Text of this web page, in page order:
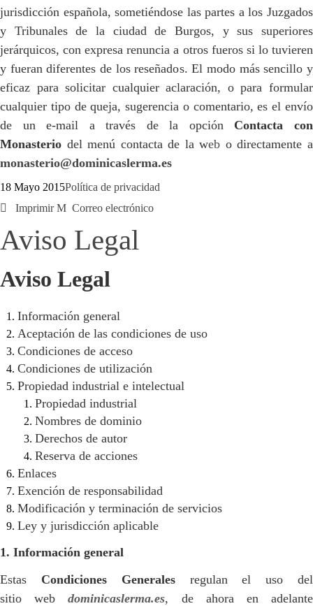
jurisdicción española, sometiéndose las partes a los Juzgados
y Tribunales de la ciudad de Burgos, y sus superiores
jerárquicos, con expresa renuncia a otros fueros si lo tuvieren
y fueran diferentes de los reseñados. El modo más sencillo y
eficaz para solicitar cualquier aclaración, o para formular
cualquier tipo de queja, sugerencia o comentario, es el envío
de un e-mail a través de la opción Contacta con
Monasterio del menú contacta de la web o directamente a
monasterio@dominicaslerma.es
18 Mayo 2015Política de privacidad
Imprimir
Correo electrónico
Aviso Legal
Aviso Legal
Información general
Aceptación de las condiciones de uso
Condiciones de acceso
Condiciones de utilización
Propiedad industrial e intelectual
Propiedad industrial
Nombres de dominio
Derechos de autor
Reserva de acciones
Enlaces
Exención de responsabilidad
Modificación y terminación de servicios
Ley y jurisdicción aplicable
1. Información general
Estas Condiciones Generalesregulan el uso del
sitio webdominicaslerma.es, de ahora en adelante